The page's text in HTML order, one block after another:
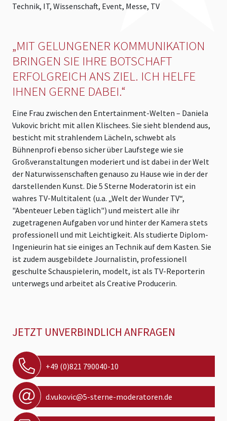
Technik, IT, Wissenschaft, Event, Messe, TV
„MIT GELUNGENER KOMMUNIKATION
BRINGEN SIE IHRE BOTSCHAFT
ERFOLGREICH ANS ZIEL. ICH HELFE
IHNEN GERNE DABEI.“
Eine Frau zwischen den Entertainment-Welten – Daniela
Vukovic bricht mit allen Klischees. Sie sieht blendend aus,
besticht mit strahlendem Lächeln, schwebt als
Bühnenprofi ebenso sicher über Laufstege wie sie
Großveranstaltungen moderiert und ist dabei in der Welt
der Naturwissenschaften genauso zu Hause wie in der der
darstellenden Kunst. Die 5 Sterne Moderatorin ist ein
wahres TV-Multitalent (u.a. „Welt der Wunder TV“,
"Abenteuer Leben täglich") und meistert alle ihr
zugetragenen Aufgaben vor und hinter der Kamera stets
professionell und mit Leichtigkeit. Als studierte Diplom-
Ingenieurin hat sie einiges an Technik auf dem Kasten. Sie
ist zudem ausgebildete Journalistin, professionell
geschulte Schauspielerin, modelt, ist als TV-Reporterin
unterwegs und arbeitet als Creative Producerin.
JETZT UNVERBINDLICH ANFRAGEN
+49 (0)821 790040-10
d.vukovic@5-sterne-moderatoren.de